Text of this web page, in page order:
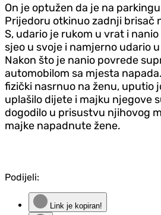
On je optužen da je na
Prijedoru otkinuo zadnji brisač
S, udario je rukom u vrat i
sjeo u svoje i namjerno udario
Nakon što je nanio povrede
automobilom sa mjesta
fizički nasrnuo na ženu, uputio
uplašilo dijete i majku njegove
dogodilo u prisustvu njihovog
majke napadnute žene.
Podijeli:
Link je kopiran!